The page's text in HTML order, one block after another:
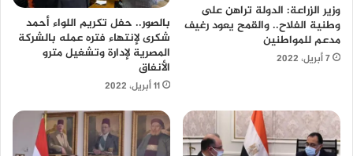
وزير الزراعة: الدولة تراهن على
وطنية الفلاح.. والقمح يعود رغيف
مدعم للمواطنين
7 أبريل، 2022
بالصور.. حفل تكريم اللواء أحمد
شكرى لإنتهاء فتره عمله بالشركة
المصرية لإدارة وتشغيل مترو
الأنفاق
11 أبريل، 2022